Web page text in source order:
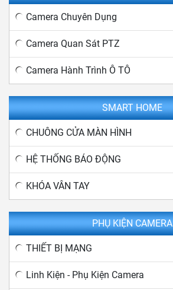
Camera Chuyên Dụng
Camera Quan Sát PTZ
Camera Hành Trình Ô TÔ
SMART HOME
CHUÔNG CỬA MÀN HÌNH
HỆ THỐNG BÁO ĐỘNG
KHÓA VÂN TAY
PHỤ KIỆN CAMERA
THIẾT BỊ MẠNG
Linh Kiện - Phụ Kiện Camera